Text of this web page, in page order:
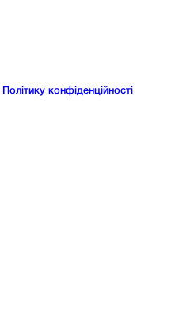
Політику конфіденційності